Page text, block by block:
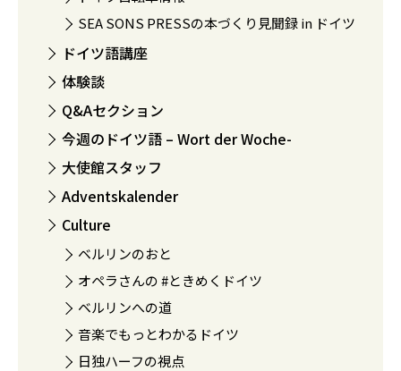
SEA SONS PRESSの本づくり見聞録 in ドイツ
ドイツ語講座
体験談
Q&Aセクション
今週のドイツ語 – Wort der Woche-
大使館スタッフ
Adventskalender
Culture
ベルリンのおと
オペラさんの #ときめくドイツ
ベルリンへの道
音楽でもっとわかるドイツ
日独ハーフの視点